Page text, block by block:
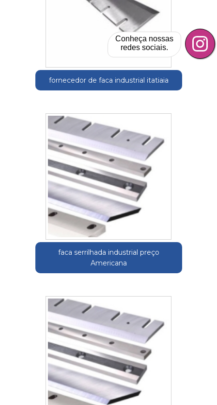
fornecedor de faca industrial itatiaia
faca serrilhada industrial preço
Americana
Conheça nossas
redes sociais.